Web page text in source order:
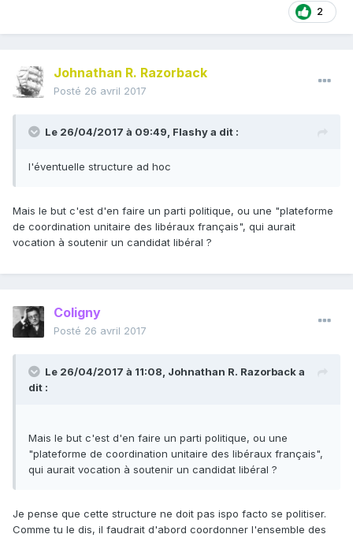
le périmètre de la structure
dans l'idéal, les actions/projets existants (par
exemple, pour liberaux.org, on pourrait citer
les relations (qui sont les partenaires, les
tensions/conflits?).
2
Johnathan R. Razorback
Posté 26 avril 2017
Le 26/04/2017 à 09:49, Flashya dit :
l'éventuelle structure ad hoc
Mais le but c'est d'en faire un parti politique, ou une "plateforme
de coordination unitaire des libéraux français", qui aurait
vocation à soutenir un candidat libéral ?
Coligny
Posté 26 avril 2017
Le 26/04/2017 à 11:08, Johnathan R. Razorbacka
dit :
Mais le but c'est d'en faire un parti politique, ou une
"plateforme de coordination unitaire des libéraux français",
qui aurait vocation à soutenir un candidat libéral ?
Je pense que cette structure ne doit pas ispo facto se politiser.
Comme tu le dis, il faudrait d'abord coordonner l'ensemble des